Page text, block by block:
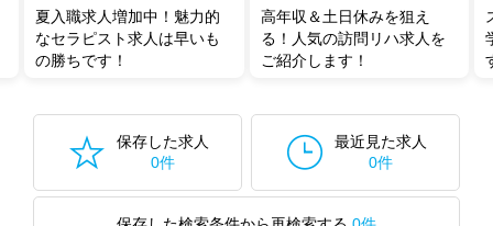
夏入職求人増加中！魅力的
なセラピスト求人は早いも
の勝ちです！
高年収＆土日休みを狙え
る！人気の訪問リハ求人を
ご紹介します！
保存した求人
0件
最近見た求人
0件